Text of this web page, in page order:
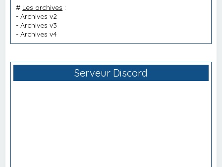
# Les archives :
-Archives v2
-Archives v3
-Archives v4
Serveur Discord